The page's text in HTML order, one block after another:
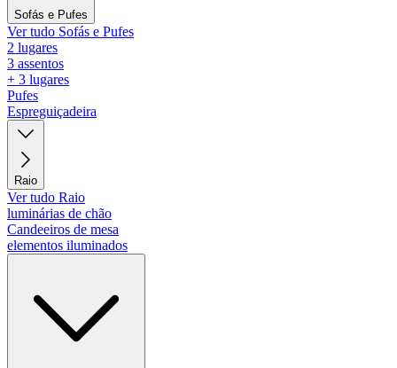
Sofás e Pufes
Ver tudo Sofás e Pufes
2 lugares
3 assentos
+ 3 lugares
Pufes
Espreguiçadeira
Raio
Ver tudo Raio
luminárias de chão
Candeeiros de mesa
elementos iluminados